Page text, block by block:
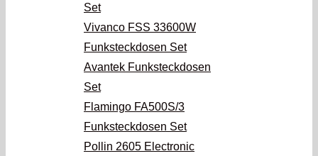
Set
Vivanco FSS 33600W
Funksteckdosen Set
Avantek Funksteckdosen
Set
Flamingo FA500S/3
Funksteckdosen Set
Pollin 2605 Electronic